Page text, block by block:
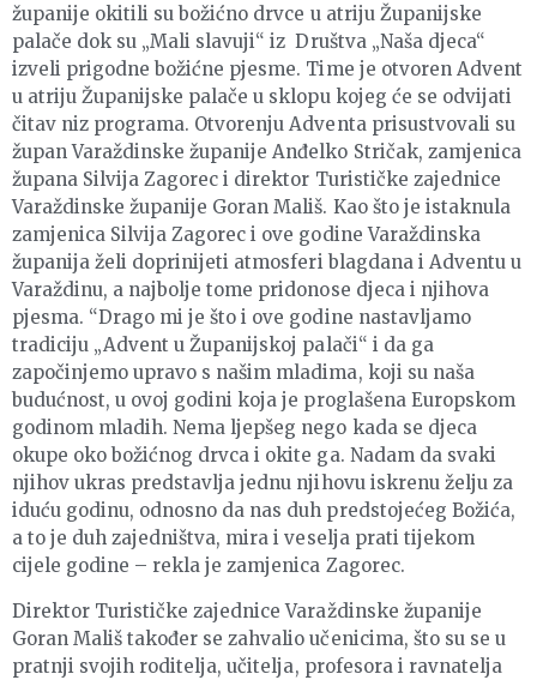
županije okitili su božićno drvce u atriju Županijske
palače dok su „Mali slavuji“ iz Društva „Naša djeca“
izveli prigodne božićne pjesme. Time je otvoren Advent
u atriju Županijske palače u sklopu kojeg će se odvijati
čitav niz programa. Otvorenju Adventa prisustvovali su
župan Varaždinske županije Anđelko Stričak, zamjenica
župana Silvija Zagorec i direktor Turističke zajednice
Varaždinske županije Goran Mališ. Kao što je istaknula
zamjenica Silvija Zagorec i ove godine Varaždinska
županija želi doprinijeti atmosferi blagdana i Adventu u
Varaždinu, a najbolje tome pridonose djeca i njihova
pjesma. “Drago mi je što i ove godine nastavljamo
tradiciju „Advent u Županijskoj palači“ i da ga
započinjemo upravo s našim mladima, koji su naša
budućnost, u ovoj godini koja je proglašena Europskom
godinom mladih. Nema ljepšeg nego kada se djeca
okupe oko božićnog drvca i okite ga. Nadam da svaki
njihov ukras predstavlja jednu njihovu iskrenu želju za
iduću godinu, odnosno da nas duh predstojećeg Božića,
a to je duh zajedništva, mira i veselja prati tijekom
cijele godine – rekla je zamjenica Zagorec.
Direktor Turističke zajednice Varaždinske županije
Goran Mališ također se zahvalio učenicima, što su se u
pratnji svojih roditelja, učitelja, profesora i ravnatelja